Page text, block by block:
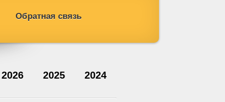
Обратная связь
2026 2025 2024